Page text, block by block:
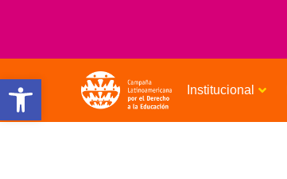
Open toolbar Institucional